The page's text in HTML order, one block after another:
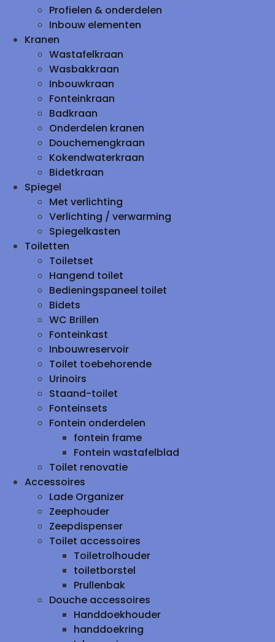
Profielen & onderdelen
Inbouw elementen
Kranen
Wastafelkraan
Wasbakkraan
Inbouwkraan
Fonteinkraan
Badkraan
Onderdelen kranen
Douchemengkraan
Kokendwaterkraan
Bidetkraan
Spiegel
Met verlichting
Verlichting / verwarming
Spiegelkasten
Toiletten
Toiletset
Hangend toilet
Bedieningspaneel toilet
Bidets
WC Brillen
Fonteinkast
Inbouwreservoir
Toilet toebehorende
Urinoirs
Staand-toilet
Fonteinsets
Fontein onderdelen
fontein frame
Fontein wastafelblad
Toilet renovatie
Accessoires
Lade Organizer
Zeephouder
Zeepdispenser
Toilet accessoires
Toiletrolhouder
toiletborstel
Prullenbak
Douche accessoires
Handdoekhouder
handdoekring